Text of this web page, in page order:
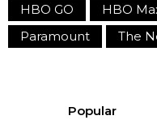
HBO GO
HBO
Paramount
The
Popular